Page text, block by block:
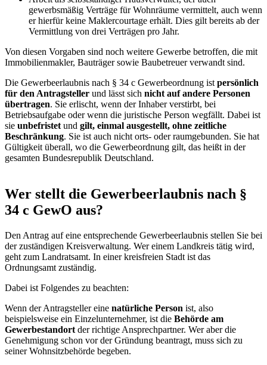
gewerbsmäßig Verträge für Wohnräume vermittelt, auch wenn
er hierfür keine Maklercourtage erhält. Dies gilt bereits ab der
Vermittlung von drei Verträgen pro Jahr.
Von diesen Vorgaben sind noch weitere Gewerbe betroffen, die mit
Immobilienmakler, Bauträger sowie Baubetreuer verwandt sind.
Die Gewerbeerlaubnis nach § 34 c Gewerbeordnung ist persönlich
für den Antragsteller und lässt sich nicht auf andere Personen
übertragen. Sie erlischt, wenn der Inhaber verstirbt, bei
Betriebsaufgabe oder wenn die juristische Person wegfällt. Dabei ist
sie unbefristet und gilt, einmal ausgestellt, ohne zeitliche
Beschränkung. Sie ist auch nicht orts- oder raumgebunden. Sie hat
Gültigkeit überall, wo die Gewerbeordnung gilt, das heißt in der
gesamten Bundesrepublik Deutschland.
Wer stellt die Gewerbeerlaubnis nach §
34 c GewO aus?
Den Antrag auf eine entsprechende Gewerbeerlaubnis stellen Sie bei
der zuständigen Kreisverwaltung. Wer einem Landkreis tätig wird,
geht zum Landratsamt. In einer kreisfreien Stadt ist das
Ordnungsamt zuständig.
Dabei ist Folgendes zu beachten:
Wenn der Antragsteller eine natürliche Person ist, also
beispielsweise ein Einzelunternehmer, ist die Behörde am
Gewerbestandort der richtige Ansprechpartner. Wer aber die
Genehmigung schon vor der Gründung beantragt, muss sich zu
seiner Wohnsitzbehörde begeben.